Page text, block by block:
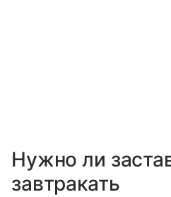
Нужно ли
завтракать